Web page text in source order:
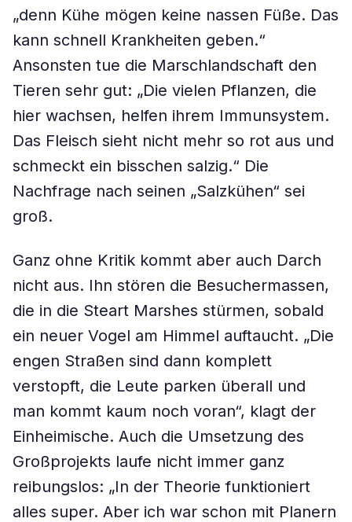
„denn Kühe mögen keine nassen Füße. Das
kann schnell Krankheiten geben.“
Ansonsten tue die Marschlandschaft den
Tieren sehr gut: „Die vielen Pflanzen, die
hier wachsen, helfen ihrem Immunsystem.
Das Fleisch sieht nicht mehr so rot aus und
schmeckt ein bisschen salzig.“ Die
Nachfrage nach seinen „Salzkühen“ sei
groß.
Ganz ohne Kritik kommt aber auch Darch
nicht aus. Ihn stören die Besuchermassen,
die in die Steart Marshes stürmen, sobald
ein neuer Vogel am Himmel auftaucht. „Die
engen Straßen sind dann komplett
verstopft, die Leute parken überall und
man kommt kaum noch voran“, klagt der
Einheimische. Auch die Umsetzung des
Großprojekts laufe nicht immer ganz
reibungslos: „In der Theorie funktioniert
alles super. Aber ich war schon mit Planern